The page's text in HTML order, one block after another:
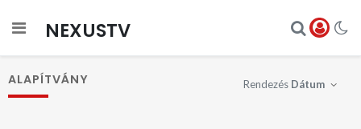
NEXUSTV
ALAPÍTVÁNY Rendezés Dátum